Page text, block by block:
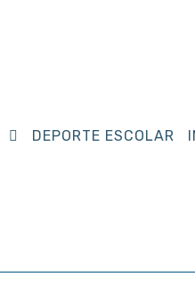
DEPORTE ESCOLAR